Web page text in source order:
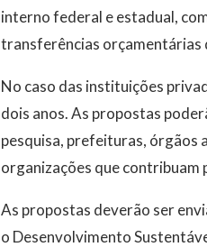
interno federal e estadual,
transferências orçamentárias
No caso das instituições
dois anos. As propostas
pesquisa, prefeituras, órgãos
organizações que contribuam
As propostas deverão ser
o Desenvolvimento